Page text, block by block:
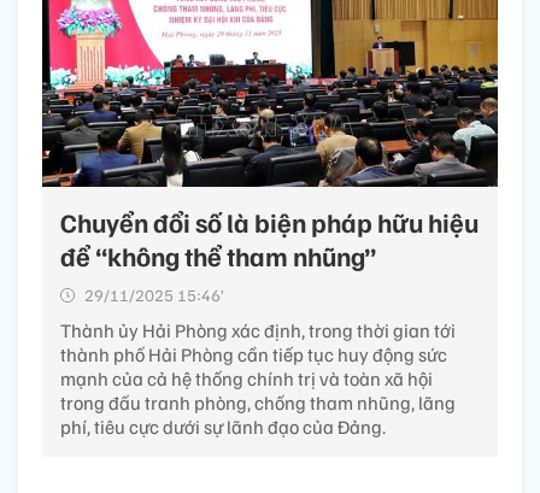
Chuyển đổi số là biện pháp hữu hiệu
để “không thể tham nhũng”
29/11/2025 15:46’
Thành ủy Hải Phòng xác định, trong thời gian tới
thành phố Hải Phòng cần tiếp tục huy động sức
mạnh của cả hệ thống chính trị và toàn xã hội
trong đấu tranh phòng, chống tham nhũng, lãng
phí, tiêu cực dưới sự lãnh đạo của Đảng.